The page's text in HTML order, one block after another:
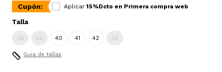
Cupón:
Aplicar 15%Dcto en Primera compra web
Talla
38 39 40 41 42 43
Guia de tallas